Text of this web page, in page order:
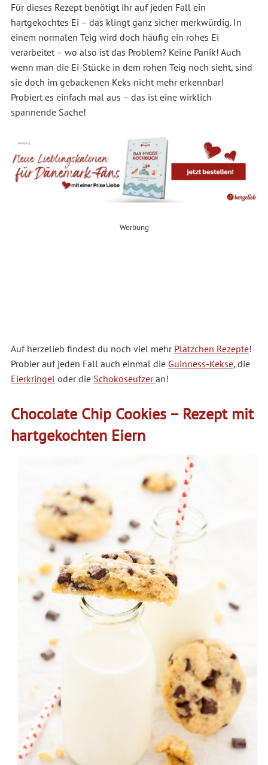
Für dieses Rezept benötigt ihr auf jeden Fall ein
hartgekochtes Ei – das klingt ganz sicher merkwürdig. In
einem normalen Teig wird doch häufig ein rohes Ei
verarbeitet – wo also ist das Problem? Keine Panik! Auch
wenn man die Ei-Stücke in dem rohen Teig noch sieht, sind
sie doch im gebackenen Keks nicht mehr erkennbar!
Probiert es einfach mal aus – das ist eine wirklich
spannende Sache!
Werbung
Auf herzelieb findest du noch viel mehr Plätzchen Rezepte!
Probier auf jeden Fall auch einmal die Guinness-Kekse, die
Eierkringeloder die Schokoseufzeran!
Chocolate Chip Cookies – Rezept mit
hartgekochten Eiern